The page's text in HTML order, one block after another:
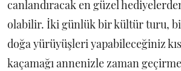
canlandıracak en güzel
olabilir. İki günlük bir kültür turu,
doğa yürüyüşleri yapabileceğiniz
kaçamağı annenizle zaman